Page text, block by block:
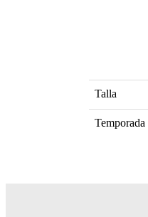
Talla
Temporada